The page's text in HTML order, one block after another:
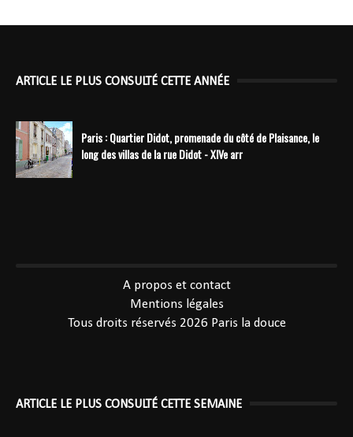
ARTICLE LE PLUS CONSULTÉ CETTE ANNÉE
Paris : Quartier Didot, promenade du côté de Plaisance, le
long des villas de la rue Didot - XIVe arr
A propos et contact
Mentions légales
Tous droits réservés 2026 Paris la douce
ARTICLE LE PLUS CONSULTÉ CETTE SEMAINE